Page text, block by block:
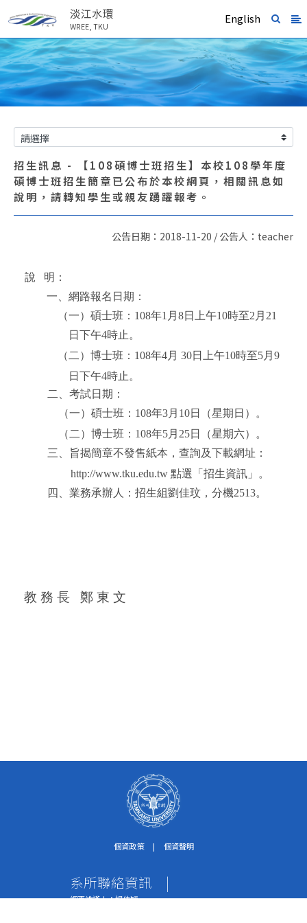
淡江水環
WREE, TKU
English
招生訊息 - 【108碩博士班招生】本校108學年度
碩博士班招生簡章已公布於本校網頁，相關訊息如
說明，請轉知學生或親友踴躍報考。
公告日期：2018-11-20 / 公告人：teacher
說
明：
一、網路報名日期：
（一）碩士班： 108年1 月 8日上午10時至2 月 21
日下午4時止。
（二） 博士班 ： 108年4月 30日上午10時至5月9
日下午4時止 。
二、考試日期：
（一）碩士班： 108年3月 10日（星期日）。
（二） 博士班 ： 108年5月 25日 （星期六）
。
三、旨揭簡章不發售紙本，查詢及下載網址：
http://www.tku.edu.tw 點選「招生資訊」。
四、業務承辦人：招生組劉佳玟，分機2513。
教 務 長 鄭 東 文
個資政策 | 個資聲明
系所聯絡資訊 |
網頁維護人：楊佳穎